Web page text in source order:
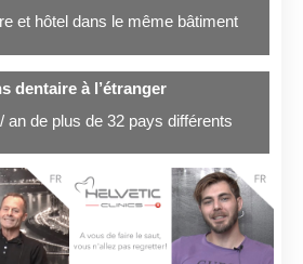
et hôtel dans le même bâtiment
dentaire à l’étranger
an de plus de 32 pays différents